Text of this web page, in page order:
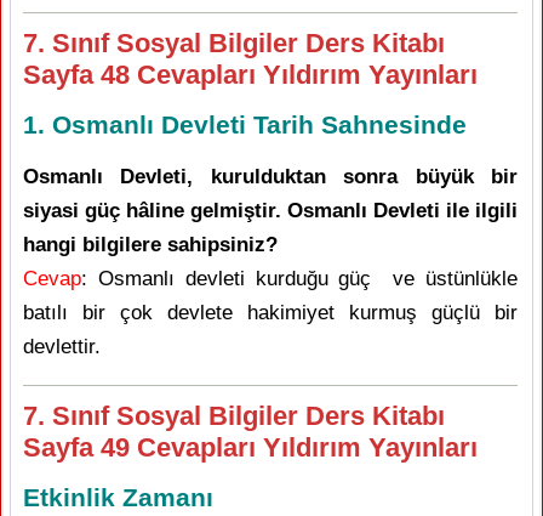
7. Sınıf Sosyal Bilgiler Ders Kitabı
Sayfa 48 Cevapları Yıldırım Yayınları
1. Osmanlı Devleti Tarih Sahnesinde
Osmanlı Devleti, kurulduktan sonra büyük bir
siyasi güç hâline gelmiştir. Osmanlı Devleti ile ilgili
hangi bilgilere sahipsiniz?
Cevap: Osmanlı devleti kurduğu güç ve üstünlükle
batılı bir çok devlete hakimiyet kurmuş güçlü bir
devlettir.
7. Sınıf Sosyal Bilgiler Ders Kitabı
Sayfa 49 Cevapları Yıldırım Yayınları
Etkinlik Zamanı